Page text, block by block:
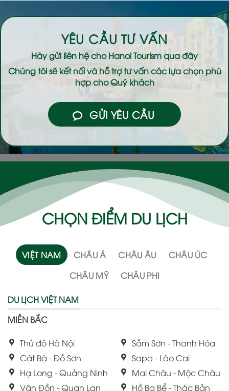
YÊU CẦU TƯ VẤN
Hãy gửi liên hệ choHanoi Tourismqua đây
Chúng tôi sẽ kết nối và hỗ trợ tư vấn các lựa chọn phù
hợp cho Quý khách
GỬI YÊU CẦU
CHỌN ĐIỂM DU LỊCH
VIỆT NAM CHÂU Á CHÂU ÂU
CHÂU ÚC
CHÂU MỸ
CHÂU PHI
DU LỊCH VIỆT NAM
MIỀN BẮC
Thủ đô Hà Nội
Cát Bà - Đồ Sơn
Hạ Long - Quảng Ninh
Vân Đồn - Quan Lạn
Sầm Sơn - Thanh Hóa
Sapa - Lào Cai
Mai Châu - Mộc Châu
Hồ Ba Bể - Thác Bản